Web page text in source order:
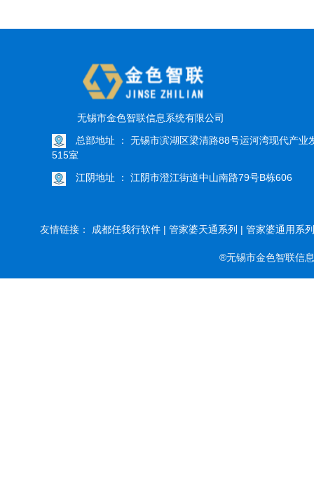
无锡市金色智联信息系统有限公司
总部地址 ： 无锡市滨湖区梁清路88号运河湾现代产业
515室
江阴地址 ： 江阴市澄江街道中山南路79号B栋606
友情链接： 成都任我行软件 | 管家婆天通系列 | 管家婆通用系
®无锡市金色智联信